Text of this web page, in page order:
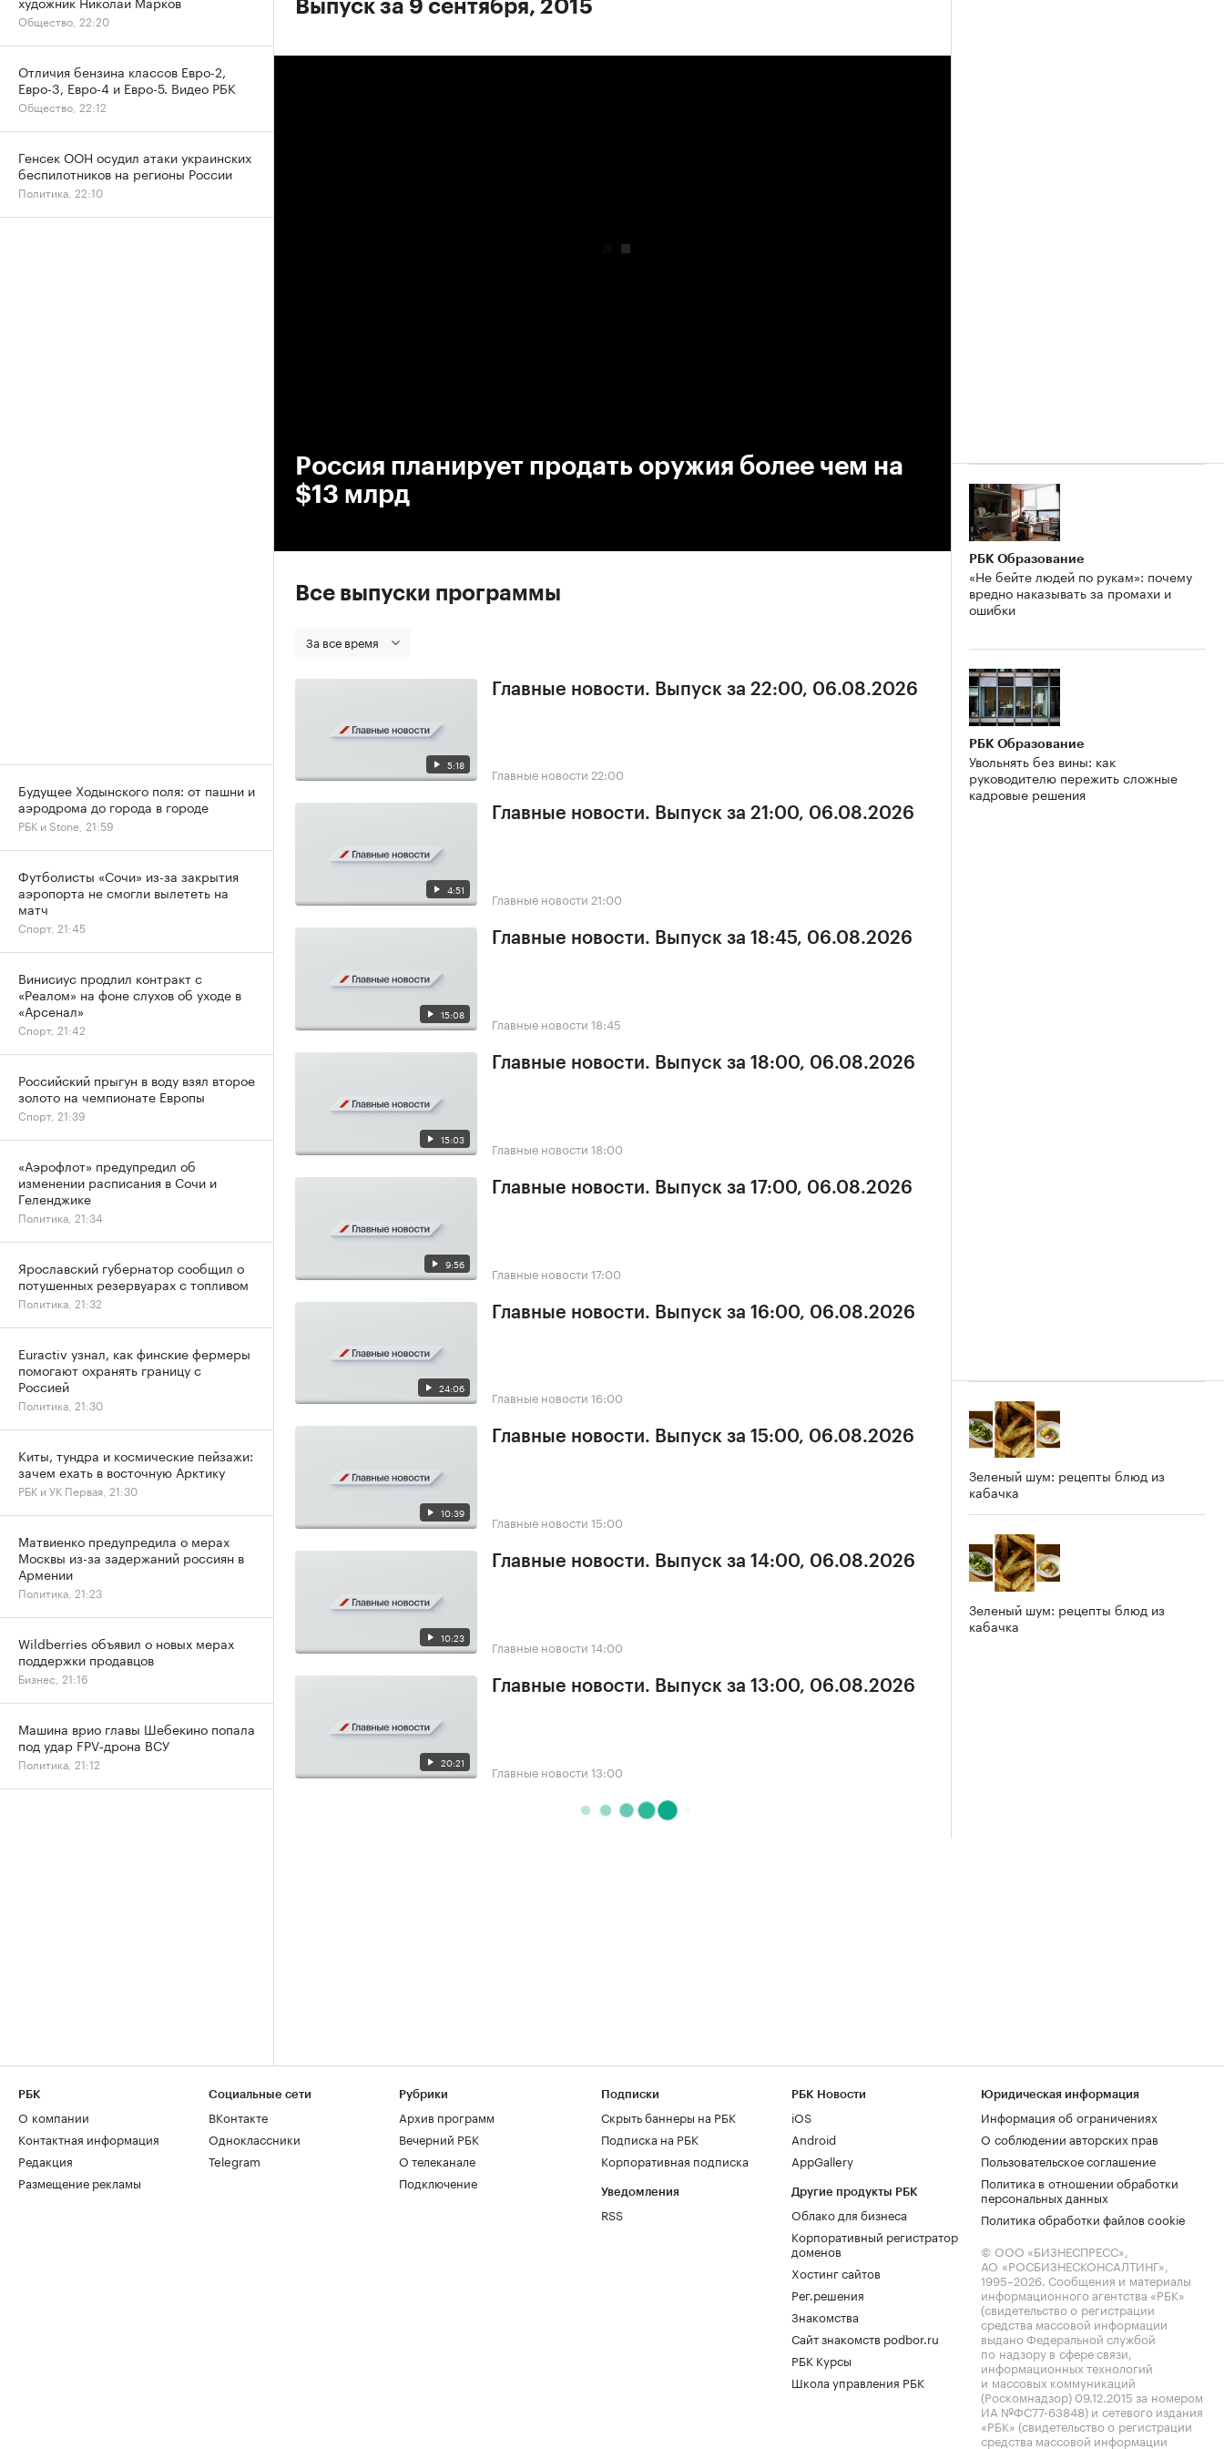
Выпуск за 9 сентября, 2015
Россия планирует продать оружия более чем на
$13 млрд
Все выпуски программы
За все время
5:18
Главные новости. Выпуск за 22:00, 06.08.2026
Главные новости 22:00
4:51
Главные новости. Выпуск за 21:00, 06.08.2026
Главные новости 21:00
15:08
Главные новости. Выпуск за 18:45, 06.08.2026
Главные новости 18:45
15:03
Главные новости. Выпуск за 18:00, 06.08.2026
Главные новости 18:00
9:56
Главные новости. Выпуск за 17:00, 06.08.2026
Главные новости 17:00
24:06
Главные новости. Выпуск за 16:00, 06.08.2026
Главные новости 16:00
10:39
Главные новости. Выпуск за 15:00, 06.08.2026
Главные новости 15:00
10:23
Главные новости. Выпуск за 14:00, 06.08.2026
Главные новости 14:00
20:21
Главные новости. Выпуск за 13:00, 06.08.2026
Главные новости 13:00
РБК Образование
«Не бейте людей по рукам»: почему
вредно наказывать за промахи и
ошибки
РБК Образование
Увольнять без вины: как
руководителю пережить сложные
кадровые решения
Зеленый шум: рецепты блюд из
кабачка
Зеленый шум: рецепты блюд из
кабачка
Общество, 22:20
Отличия бензина классов Евро-2,
Евро-3, Евро-4 и Евро-5. Видео РБК
Общество, 22:12
Генсек ООН осудил атаки украинских
беспилотников на регионы России
Политика, 22:10
Будущее Ходынского поля: от пашни и
аэродрома до города в городе
РБК и Stone, 21:59
Футболисты «Сочи» из-за закрытия
аэропорта не смогли вылететь на
матч
Спорт, 21:45
Винисиус продлил контракт с
«Реалом» на фоне слухов об уходе в
«Арсенал»
Спорт, 21:42
Российский прыгун в воду взял второе
золото на чемпионате Европы
Спорт, 21:39
«Аэрофлот» предупредил об
изменении расписания в Сочи и
Геленджике
Политика, 21:34
Ярославский губернатор сообщил о
потушенных резервуарах с топливом
Политика, 21:32
Euractiv узнал, как финские фермеры
помогают охранять границу с
Россией
Политика, 21:30
Киты, тундра и космические пейзажи:
зачем ехать в восточную Арктику
РБК и УК Первая, 21:30
Матвиенко предупредила о мерах
Москвы из-за задержаний россиян в
Армении
Политика, 21:23
Wildberries объявил о новых мерах
поддержки продавцов
Бизнес, 21:16
Машина врио главы Шебекино попала
под удар FPV‑дрона ВСУ
Политика, 21:12
РБК
О компании
Контактная информация
Редакция
Размещение рекламы
Социальные сети
ВКонтакте
Одноклассники
Telegram
Рубрики
Архив программ
Вечерний РБК
О телеканале
Подключение
Подписки
Скрыть баннеры на РБК
Подписка на РБК
Корпоративная подписка
Уведомления
RSS
РБК Новости
iOS
Android
AppGallery
Другие продукты РБК
Облако для бизнеса
Корпоративный регистратор
доменов
Хостинг сайтов
Рег.решения
Знакомства
Сайт знакомств podbor.ru
РБК Курсы
Школа управления РБК
Юридическая информация
Информация об ограничениях
О соблюдении авторских прав
Пользовательское соглашение
Политика в отношении обработки
персональных данных
Политика обработки файлов cookie
© ООО «БИЗНЕСПРЕСС»,
АО «РОСБИЗНЕСКОНСАЛТИНГ»,
1995–2026. Сообщения и материалы
информационного агентства «РБК»
(свидетельство о регистрации
средства массовой информации
выдано Федеральной службой
по надзору в сфере связи,
информационных технологий
и массовых коммуникаций
(Роскомнадзор) 09.12.2015 за номером
ИА №ФС77-63848) и сетевого издания
«РБК» (свидетельство о регистрации
средства массовой информации